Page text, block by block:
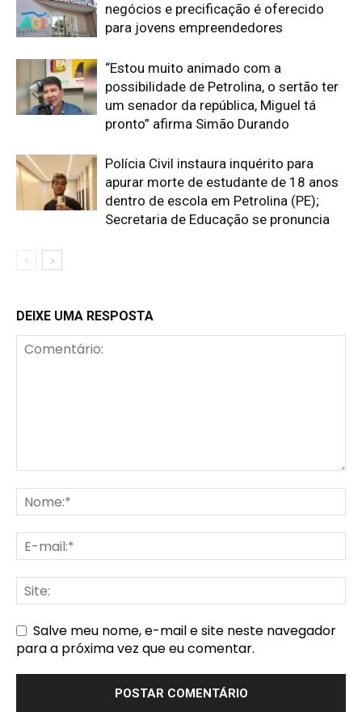
negócios e precificação é oferecido
para jovens empreendedores
“Estou muito animado com a
possibilidade de Petrolina, o sertão ter
um senador da república, Miguel tá
pronto” afirma Simão Durando
Polícia Civil instaura inquérito para
apurar morte de estudante de 18 anos
dentro de escola em Petrolina (PE);
Secretaria de Educação se pronuncia
DEIXE UMA RESPOSTA
Salve meu nome, e-mail e site neste navegador
para a próxima vez que eu comentar.